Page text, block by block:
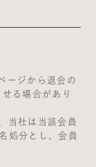
ージから退会の
る場合があり
当社は当該会員
処分とし、会員